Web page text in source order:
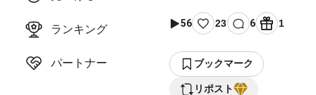
ランキング
パートナー
56 23 6 1
ブックマーク
リポスト